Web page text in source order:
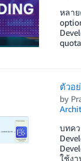
หลา
ตัวอ
by
บทคว
ใช้งา